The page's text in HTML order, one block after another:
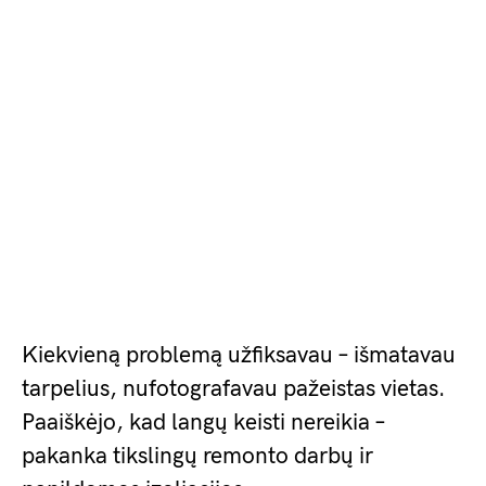
Kiekvieną problemą užfiksavau – išmatavau
tarpelius, nufotografavau pažeistas vietas.
Paaiškėjo, kad langų keisti nereikia –
pakanka tikslingų remonto darbų ir